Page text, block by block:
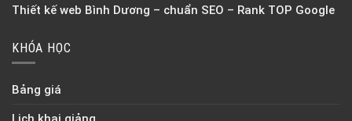
Thiết kế web Bình Dương – chuẩn SEO – Rank TOP Google
KHÓA HỌC
Bảng giá